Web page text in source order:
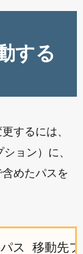
する
するには、
ション）に、
めたパスを